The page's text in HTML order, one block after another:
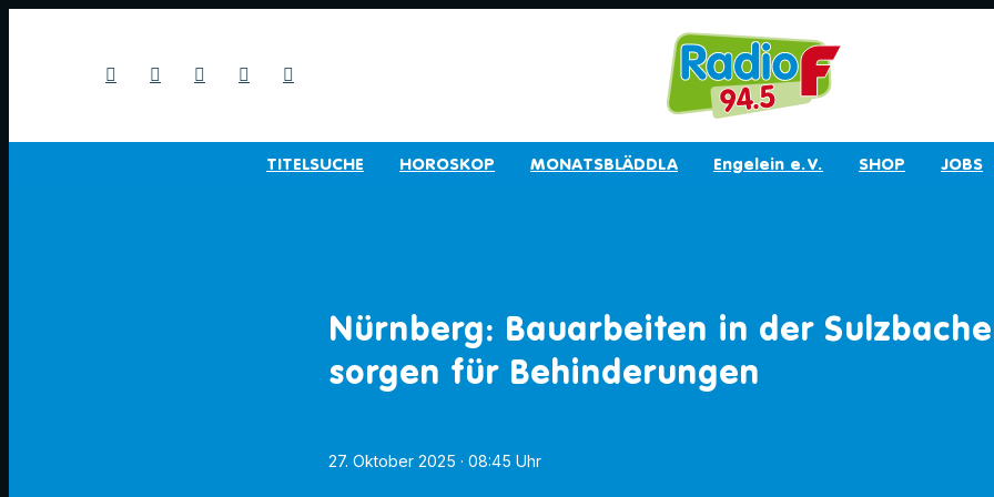
TITELSUCHE HOROSKOP MONATSBLÄDDLA Engelein e.V. SHOP JOBS
Nürnberg: Bauarbeiten in der
sorgen für Behinderungen
27. Oktober 2025 · 08:45 Uhr